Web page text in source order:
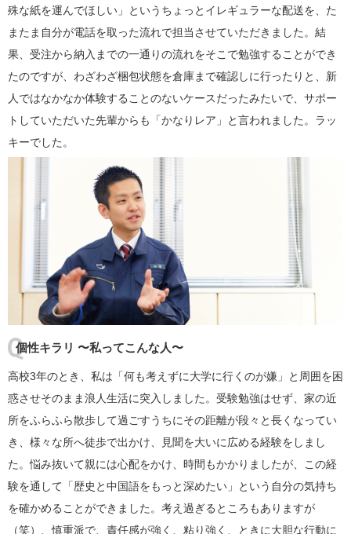
殊な紙を運んでほしい」というちょっとイレギュラーな配送を、た
またま自分が電話を取った流れで担当させていただきました。結
果、受注から納入までの一通りの流れをそこで勉強することができ
たのですが、わざわざ梱包状態を倉庫まで確認しに行ったりと、新
人ではなかなか体験することのないケースだったみたいで、サポー
トしていただいた先輩からも「かなりレア」と言われました。ラッ
キーでした。
個性キラリ 〜私ってこんな人〜
高校3年のとき、私は「何も考えずに大学に行くのが嫌」と周囲を困
惑させそのまま浪人生活に突入しました。受験勉強はせず、家の近
所をふらふら散歩して過ごすうちにその距離が段々と長くなってい
き、様々な所へ徒歩で出かけ、見聞を大いに広める経験をしまし
た。悩み抜いて親には心配をかけ、時間もかかりましたが、この経
験を通して「歴史と中国語をもっと深めたい」という自分の気持ち
を確かめることができました。考え過ぎるところもありますが
（笑）、慎重派で、責任感が強く、粘り強く、ときに大胆な行動に